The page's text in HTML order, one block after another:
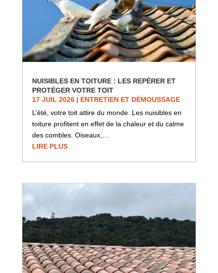
NUISIBLES EN TOITURE : LES REPÉRER ET
PROTÉGER VOTRE TOIT
17 JUIL 2026| ENTRETIEN ET DÉMOUSSAGE
L’été, votre toit attire du monde. Les nuisibles en
toiture profitent en effet de la chaleur et du calme
des combles. Oiseaux,…
LIRE PLUS